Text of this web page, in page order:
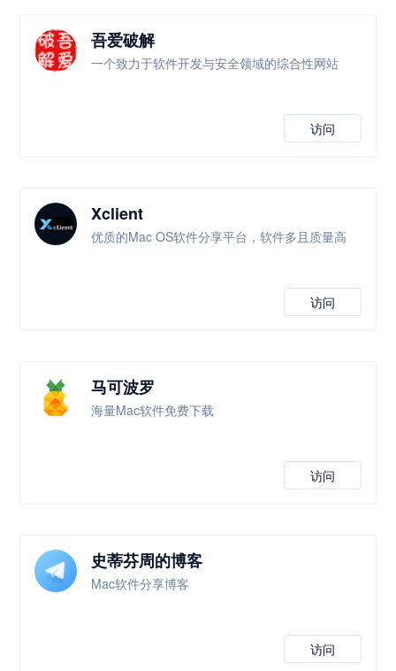
吾爱破解
一个致力于软件开发与安全领域的综合性网站
访问
Xclient
优质的Mac OS软件分享平台，软件多且质量高
访问
马可波罗
海量Mac软件免费下载
访问
史蒂芬周的博客
Mac软件分享博客
访问